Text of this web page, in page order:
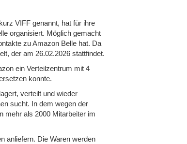
VIFF genannt, hat für ihre
organisiert. Möglich gemacht
zu Amazon Belle hat. Da
der am 26.02.2026 stattfindet.
ein Verteilzentrum mit 4
konnte.
verteilt und wieder
sucht. In dem wegen der
mehr als 2000 Mitarbeiter im
anliefern. Die Waren werden